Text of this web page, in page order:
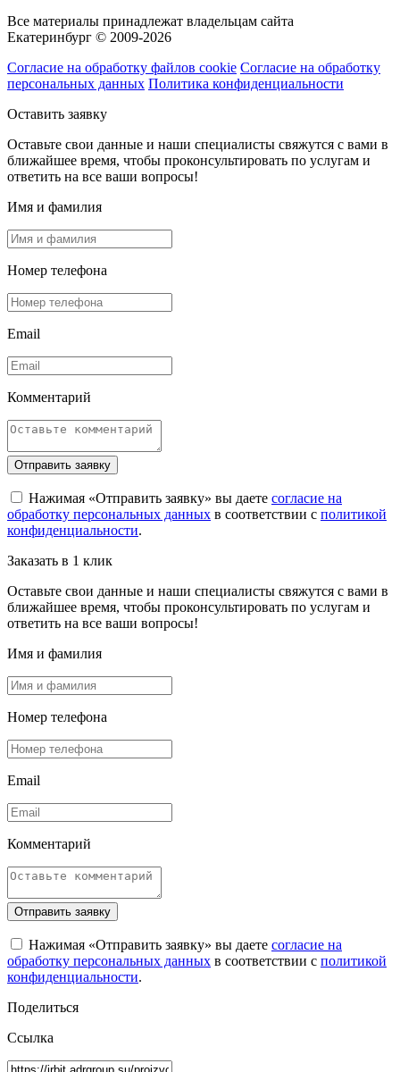
Все материалы принадлежат владельцам сайта
Екатеринбург © 2009-2026
Согласие на обработку файлов cookie Согласие на обработку
персональных данных Политика конфиденциальности
Оставить заявку
Оставьте свои данные и наши специалисты свяжутся с вами в
ближайшее время, чтобы проконсультировать по услугам и
ответить на все ваши вопросы!
Имя и фамилия
Номер телефона
Email
Комментарий
Отправить заявку
Нажимая «Отправить заявку» вы даете согласие на
обработку персональных данных в соответствии с политикой
конфиденциальности.
Заказать в 1 клик
Оставьте свои данные и наши специалисты свяжутся с вами в
ближайшее время, чтобы проконсультировать по услугам и
ответить на все ваши вопросы!
Имя и фамилия
Номер телефона
Email
Комментарий
Отправить заявку
Нажимая «Отправить заявку» вы даете согласие на
обработку персональных данных в соответствии с политикой
конфиденциальности.
Поделиться
Ссылка